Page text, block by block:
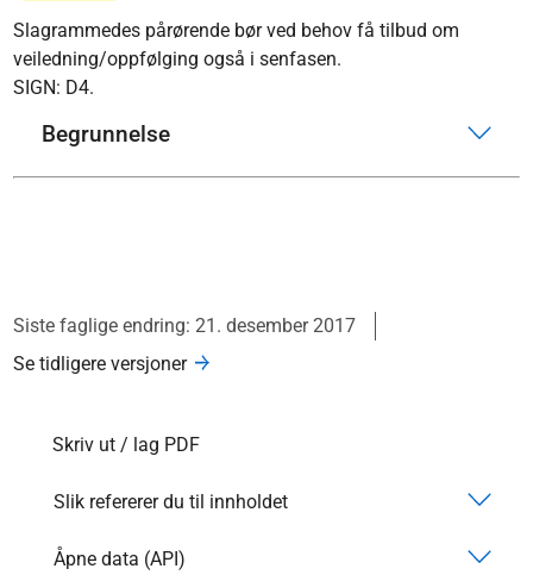
Slagrammedes pårørende bør ved behov få tilbud om
veiledning/oppfølging også i senfasen.
SIGN: D4.
Begrunnelse
Siste faglige endring: 21. desember 2017
Se tidligere versjoner
Skriv ut / lag PDF
Slik refererer du til innholdet
Åpne data (API)